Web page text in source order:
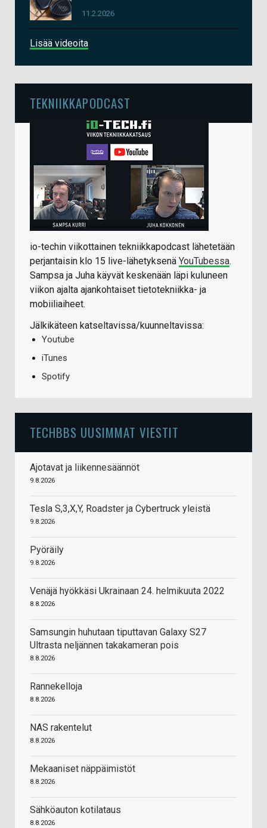
11.2.2026
Lisää videoita
TEKNIIKKAPODCAST
io-techin viikottainen tekniikkapodcast lähetetään
perjantaisin klo 15 live-lähetyksenä YouTubessa.
Sampsa ja Juha käyvät keskenään läpi kuluneen
viikon ajalta ajankohtaiset tietotekniikka- ja
mobiiliaiheet.
Jälkikäteen katseltavissa/kuunneltavissa:
Youtube
iTunes
Spotify
TECHBBS UUSIMMAT VIESTIT
Ajotavat ja liikennesäännöt
9.8.2026
Tesla S,3,X,Y, Roadster ja Cybertruck yleistä
9.8.2026
Pyöräily
9.8.2026
Venäjä hyökkäsi Ukrainaan 24. helmikuuta 2022
8.8.2026
Samsungin huhutaan tiputtavan Galaxy S27
Ultrasta neljännen takakameran pois
8.8.2026
Rannekelloja
8.8.2026
NAS rakentelut
8.8.2026
Mekaaniset näppäimistöt
8.8.2026
Sähköauton kotilataus
8.8.2026